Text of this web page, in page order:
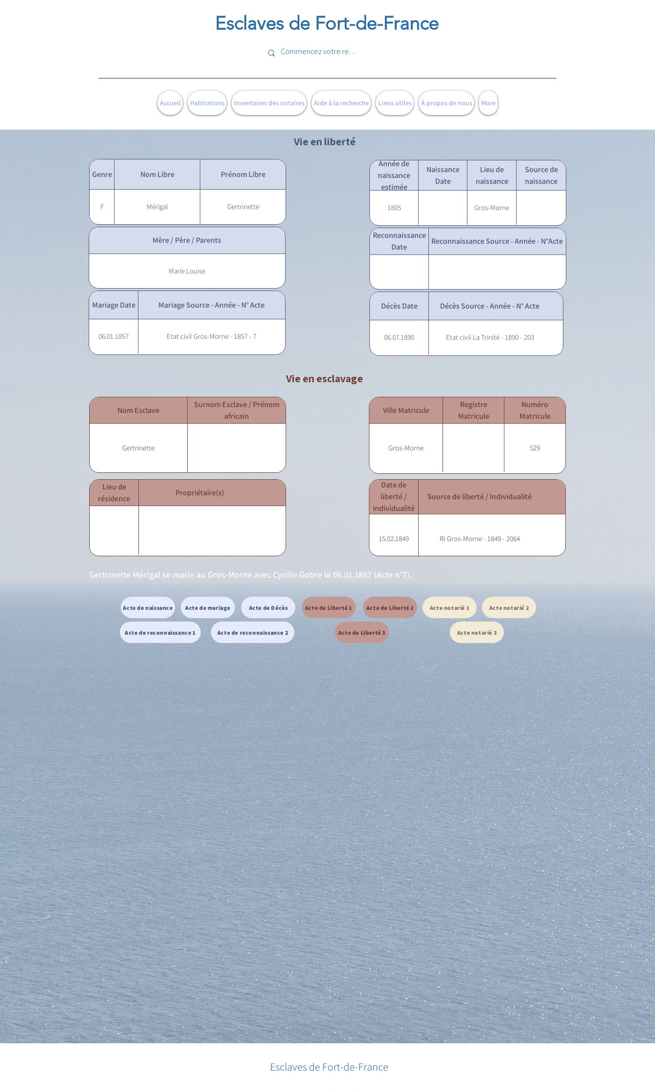
Esclaves de Fort-de-France
Accueil Habitations Inventaires des notaires Aide à la recherche Liens utiles À propos de nous More
Vie en liberté
Genre Nom Libre Prénom Libre
F Mérigal Gertrinette
Année de
naissance
estimée
Naissance
Date
Lieu de
naissance
Source de
naissance
1805 Gros-Morne
Mère / Père / Parents
Marie Louise
Mariage Date Mariage Source - Année - N° Acte
06.01.1857 Etat civil Gros-Morne - 1857 - 7
Reconnaissance
Date
Reconnaissance Source - Année - N°Acte
Décès Date Décès Source - Année - N° Acte
06.07.1890 Etat civil La Trinité - 1890 - 203
Vie en esclavage
Nom Esclave
Surnom Esclave / Prénom
africain
Gertrinette
Ville Matricule
Registre
Matricule
Numéro
Matricule
Gros-Morne 529
Lieu de
résidence
Propriétaire(s)
Date de
liberté /
Individualité
Source de liberté / Individualité
15.02.1849 RI Gros-Morne - 1849 - 2064
Gertrinette Mérigal se marie au Gros-Morne avec Cyrille Gobre le 06.01.1857 (Acte n°7).
Acte de naissance Acte de mariage Acte de Décès
Acte de reconnaissance 1 Acte de reconnaissance 2
Acte de Liberté 1 Acte de Liberté 2
Acte de Liberté 3
Acte notarié 1 Acte notarié 2
Acte notarié 3
Esclaves de Fort-de-France